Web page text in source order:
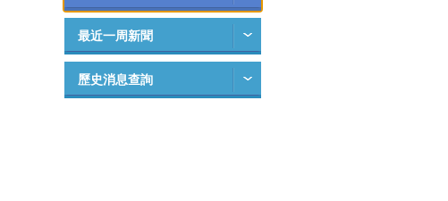
最近一周新聞
歷史消息查詢